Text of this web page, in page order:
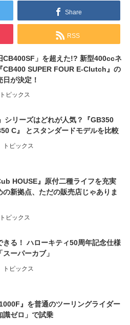
Share
RSS
CB400SF」を超えた!? 新型400ccネ
CB400 SUPER FOUR E-Clutch』の
が決定！
トピックス
シリーズはどれが人気？『GB350
C』 とスタンダードモデルを比較
トピックス
HOUSE』原付二種ライフを充実
の新拠点、ただの販売店じゃありま
トピックス
きる！ ハローキティ50周年記念仕様
ーパーカブ」
トピックス
』を普通のツーリングライダー
識ゼロ」で試乗